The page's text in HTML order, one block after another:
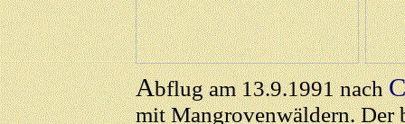
Abflug am 13.9.1991 nach
mit Mangrovenwäldern. Der